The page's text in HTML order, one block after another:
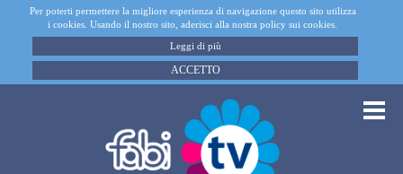
Per poterti permettere la migliore esperienza di navigazione questo sito utilizza
i cookies. Usando il nostro sito, aderisci alla nostra policy sui cookies.
Leggi di più
ACCETTO